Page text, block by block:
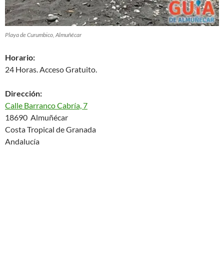
Playa de Curumbico, Almuñécar
Horario:
24 Horas. Acceso Gratuito.
Dirección:
Calle Barranco Cabría, 7
18690 Almuñécar
Costa Tropical de Granada
Andalucía